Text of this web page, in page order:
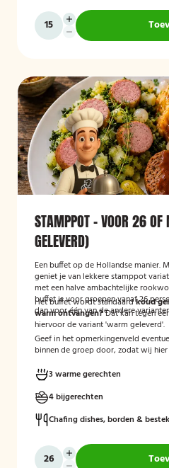
STAMPPOT - VOOR 26 OF
GELEVERD)
Een buffet op de Hollandse manier.
geniet je van lekkere stamppot
met een halve ambachtelijke
buffet is voor groepen vanaf 26
dan voor één van de andere
Het buffet wordt standaardkoud
warm ontvangen?Dat kan tegen
hiervoor de variant 'warm geleverd'.
Geef in het opmerkingenveld
binnen de groep door, zodat wij
3 warme gerechten
4 bijgerechten
Chafing dishes, borden & bestek